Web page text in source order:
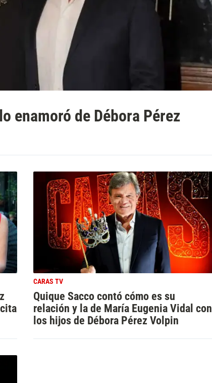
enamoró de Débora Pérez
CARAS TV
Quique Sacco contó cómo es su
relación y la de María Eugenia Vidal con
los hijos de Débora Pérez Volpin